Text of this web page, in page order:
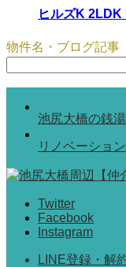
ヒルズK 2LDK
物件名・ブログ記事
池尻大橋の銭
リノベーショ
Twitter
Facebook
Instagram
LINE登録・解